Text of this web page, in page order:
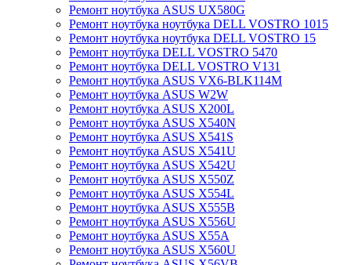
Ремонт ноутбука ASUS UX580G
Ремонт ноутбука ноутбука DELL VOSTRO 1015
Ремонт ноутбука ноутбука DELL VOSTRO 15
Ремонт ноутбука DELL VOSTRO 5470
Ремонт ноутбука DELL VOSTRO V131
Ремонт ноутбука ASUS VX6-BLK114M
Ремонт ноутбука ASUS W2W
Ремонт ноутбука ASUS X200L
Ремонт ноутбука ASUS X540N
Ремонт ноутбука ASUS X541S
Ремонт ноутбука ASUS X541U
Ремонт ноутбука ASUS X542U
Ремонт ноутбука ASUS X550Z
Ремонт ноутбука ASUS X554L
Ремонт ноутбука ASUS X555B
Ремонт ноутбука ASUS X556U
Ремонт ноутбука ASUS X55A
Ремонт ноутбука ASUS X560U